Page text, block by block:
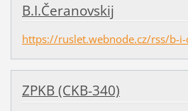
B.I.Čeranovskij
https://ruslet.webnode.cz/rss/b-
ZPKB (CKB-340)